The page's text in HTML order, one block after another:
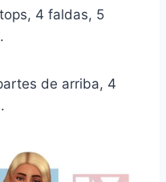
4 faldas, 5
de arriba, 4